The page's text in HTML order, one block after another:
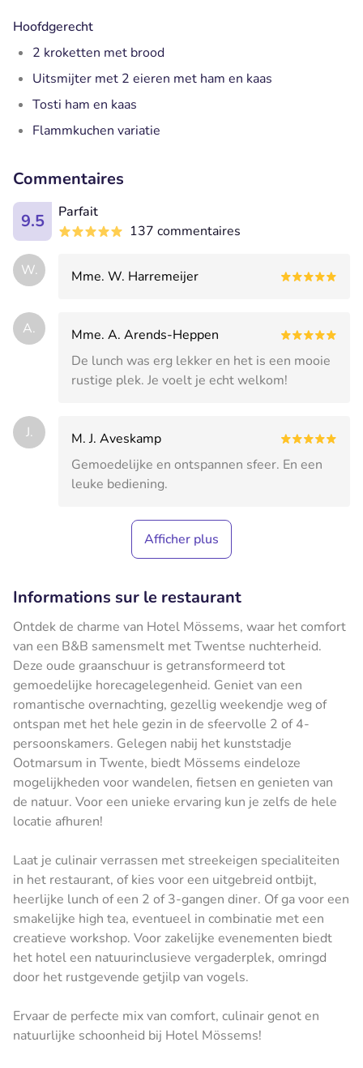
Hoofdgerecht
2 kroketten met brood
Uitsmijter met 2 eieren met ham en kaas
Tosti ham en kaas
Flammkuchen variatie
Commentaires
9.5
Parfait
137 commentaires
W. Mme. W. Harremeijer
A.
Mme. A. Arends-Heppen
De lunch was erg lekker en het is een mooie
rustige plek. Je voelt je echt welkom!
J.
M. J. Aveskamp
Gemoedelijke en ontspannen sfeer. En een
leuke bediening.
Afficher plus
Informations sur le restaurant
Ontdek de charme van Hotel Mössems, waar het comfort
van een B&B samensmelt met Twentse nuchterheid.
Deze oude graanschuur is getransformeerd tot
gemoedelijke horecagelegenheid. Geniet van een
romantische overnachting, gezellig weekendje weg of
ontspan met het hele gezin in de sfeervolle 2 of 4-
persoonskamers. Gelegen nabij het kunststadje
Ootmarsum in Twente, biedt Mössems eindeloze
mogelijkheden voor wandelen, fietsen en genieten van
de natuur. Voor een unieke ervaring kun je zelfs de hele
locatie afhuren!
Laat je culinair verrassen met streekeigen specialiteiten
in het restaurant, of kies voor een uitgebreid ontbijt,
heerlijke lunch of een 2 of 3-gangen diner. Of ga voor een
smakelijke high tea, eventueel in combinatie met een
creatieve workshop. Voor zakelijke evenementen biedt
het hotel een natuurinclusieve vergaderplek, omringd
door het rustgevende getjilp van vogels.
Ervaar de perfecte mix van comfort, culinair genot en
natuurlijke schoonheid bij Hotel Mössems!